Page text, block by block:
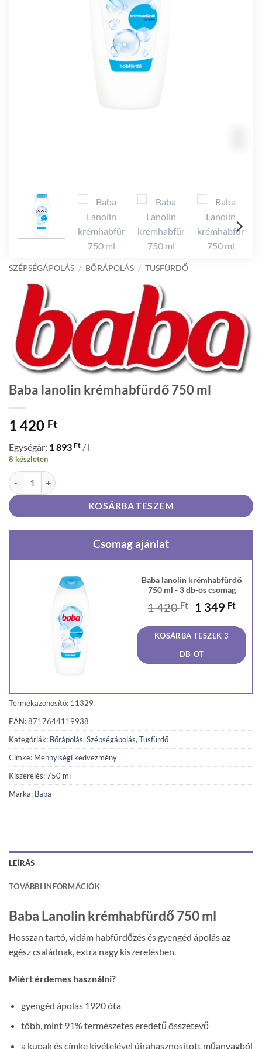
SZÉPSÉGÁPOLÁS / BŐRÁPOLÁS / TUSFÜRDŐ
Baba lanolin krémhabfürdő 750 ml
1 420 Ft
Egységár: 1 893 Ft / l
8 készleten
Baba lanolin krémhabfürdő 750 ml mennyiség
KOSÁRBA TESZEM
Csomag ajánlat
Baba lanolin krémhabfürdő
750 ml - 3 db-os csomag
1 420Ft
Original
was:
1
420 Ft.
1 349 Ft
is:
349
KOSÁRBA TESZEK 3
DB-OT
Termékazonosító: 11329
EAN: 8717644119938
Kategóriák: Bőrápolás, Szépségápolás, Tusfürdő
Címke: Mennyiségi kedvezmény
Kiszerelés: 750 ml
Márka: Baba
LEÍRÁS
TOVÁBBI INFORMÁCIÓK
Baba Lanolin krémhabfürdő 750 ml
Hosszan tartó, vidám habfürdőzés és gyengéd ápolás az
egész családnak, extra nagy kiszerelésben.
Miért érdemes használni?
gyengéd ápolás 1920 óta
több, mint 91% természetes eredetű összetevő
a kupak és címke kivételével újrahasznosított műanyagból